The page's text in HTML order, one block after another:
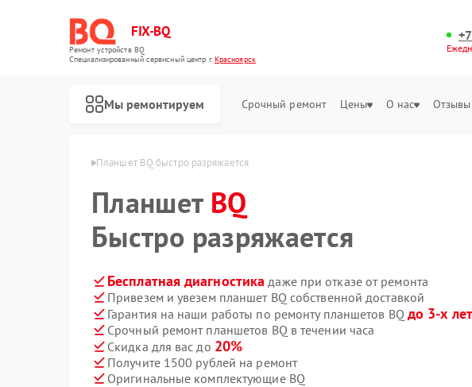
FIX-BQ
Ремонт устройств BQ
Специализированный cервисный центр г.Красноярск
Мы ремонтируем Срочный ремонт Цены О нас Отзывы
BQ в Красноярске Планшет BQ быстро разряжается
Планшет BQ
Быстро разряжается
Бесплатная диагностика даже при отказе от ремонта
Привезем и увезем планшет BQ собственной доставкой
Гарантия на наши работы по ремонту планшетов BQ до 3-х лет
Срочный ремонт планшетов BQ в течении часа
Скидка для вас до 20%
Получите 1500 рублей на ремонт
Оригинальные комплектующие BQ